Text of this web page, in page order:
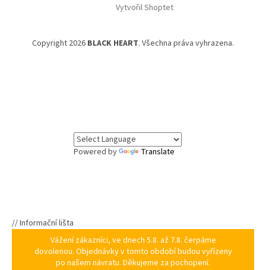
Vytvořil Shoptet
Copyright 2026 BLACK HEART. Všechna práva vyhrazena.
Powered by Translate
// Informační lišta
Vážení zákazníci, ve dnech 5.8. až 7.8. čerpáme
dovolenou. Objednávky v tomto období budou vyřízeny
po našem návratu. Děkujeme za pochopení.